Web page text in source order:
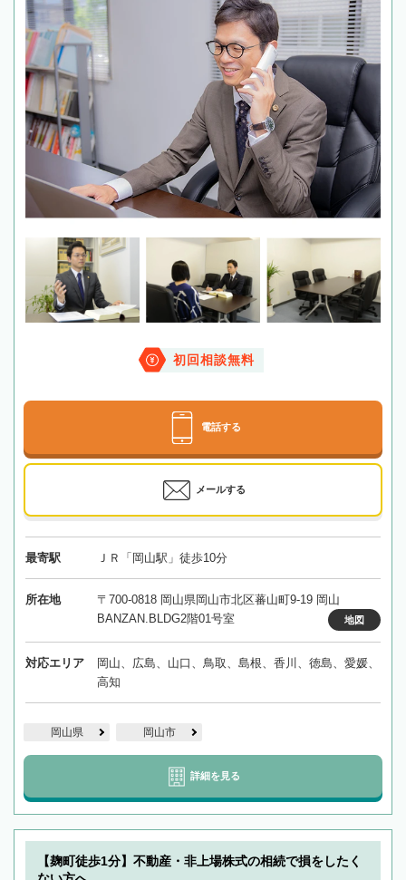
初回相談無料
電話する
メールする
最寄駅 ＪＲ「岡山駅」徒歩10分
所在地
〒700-0818 岡山県岡山市北区蕃山町9-19 岡山
BANZAN.BLDG2階01号室
地図
対応エリア
岡山、広島、山口、鳥取、島根、香川、徳島、愛媛、
高知
岡山県 岡山市
詳細を見る
【麹町徒歩1分】不動産・非上場株式の相続で損をしたく